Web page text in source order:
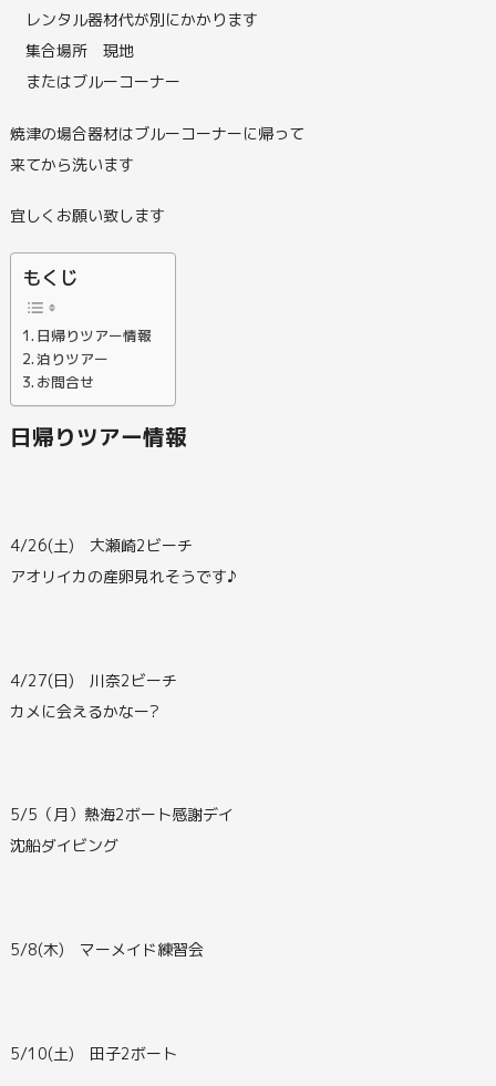
レンタル器材代が別にかかります
集合場所 現地
またはブルーコーナー
焼津の場合器材はブルーコーナーに帰って
来てから洗います
宜しくお願い致します
もくじ
日帰りツアー情報
泊りツアー
お問合せ
日帰りツアー情報
4/26(土) 大瀬崎2ビーチ
アオリイカの産卵見れそうです♪
4/27(日) 川奈2ビーチ
カメに会えるかなー?
5/5（月）熱海2ボート感謝デイ
沈船ダイビング
5/8(木) マーメイド練習会
5/10(土) 田子2ボート